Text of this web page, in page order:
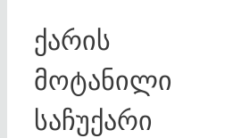
ქარის
მოტანილი
საჩუქარი